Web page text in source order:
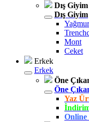
Dış Giyim
Dış Giyim
Mont
Ceket
Erkek
Erkek
Öne
Öne
Yaz
Online